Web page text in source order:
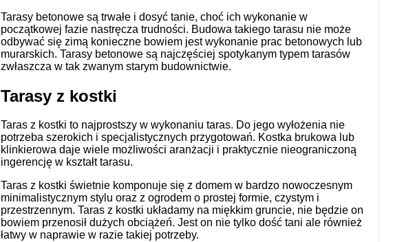
Tarasy betonowe są trwałe i dosyć tanie, choć ich wykonanie w
początkowej fazie nastręcza trudności. Budowa takiego tarasu nie może
odbywać się zimą konieczne bowiem jest wykonanie prac betonowych lub
murarskich. Tarasy betonowe są najczęściej spotykanym typem tarasów
zwłaszcza w tak zwanym starym budownictwie.
Tarasy z kostki
Taras z kostki to najprostszy w wykonaniu taras. Do jego wyłożenia nie
potrzeba szerokich i specjalistycznych przygotowań. Kostka brukowa lub
klinkierowa daje wiele możliwości aranżacji i praktycznie nieograniczoną
ingerencję w kształt tarasu.
Taras z kostki świetnie komponuje się z domem w bardzo nowoczesnym
minimalistycznym stylu oraz z ogrodem o prostej formie, czystym i
przestrzennym. Taras z kostki układamy na miękkim gruncie, nie będzie on
bowiem przenosił dużych obciążeń. Jest on nie tylko dość tani ale również
łatwy w naprawie w razie takiej potrzeby.